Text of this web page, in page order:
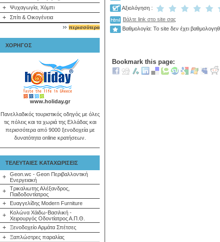
+ Ψυχαγωγία, Χόμπι
+ Σπίτι & Οικογένεια
περισσότερα
ΧΟΡΗΓΟΣ
www.holiday.gr
Πανελλαδικός τουριστικός οδηγός με όλες
τις πόλεις και τα χωριά της Ελλάδας και
περισσότερα από 9000 ξενοδοχεία με
δυνατότητα online κρατήσεων.
ΤΕΛΕΥΤΑΙΕΣ ΚΑΤΑΧΩΡΙΣΕΙΣ
+
Geon.wc - Geon Περιβαλλοντική
Ενεργειακή
+
Τρικαλιωτης Αλέξανδρος,
Παιδοδοντίατρος
+ Ευαγγελίδης Modern Furniture
+
Κολώνα Χάιδω-Βασιλική -
Χειρουργός Οδοντίατρος Α.Π.Θ.
+ Ξενοδοχείο Αρμάτα Σπέτσες
+ Ξαπλώστρες παραλίας
Αξιολόγηση :
Βάλτε link στο site σας
Βαθμολογία: Το site δεν έχει
Bookmark this page: